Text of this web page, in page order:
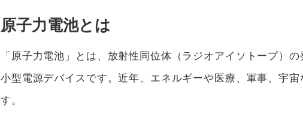
原子力電池とは
「原子力電池」とは、放射性同位体（ラジオアイソトープ）
小型電源デバイスです。近年、エネルギーや医療、軍事、宇
す。